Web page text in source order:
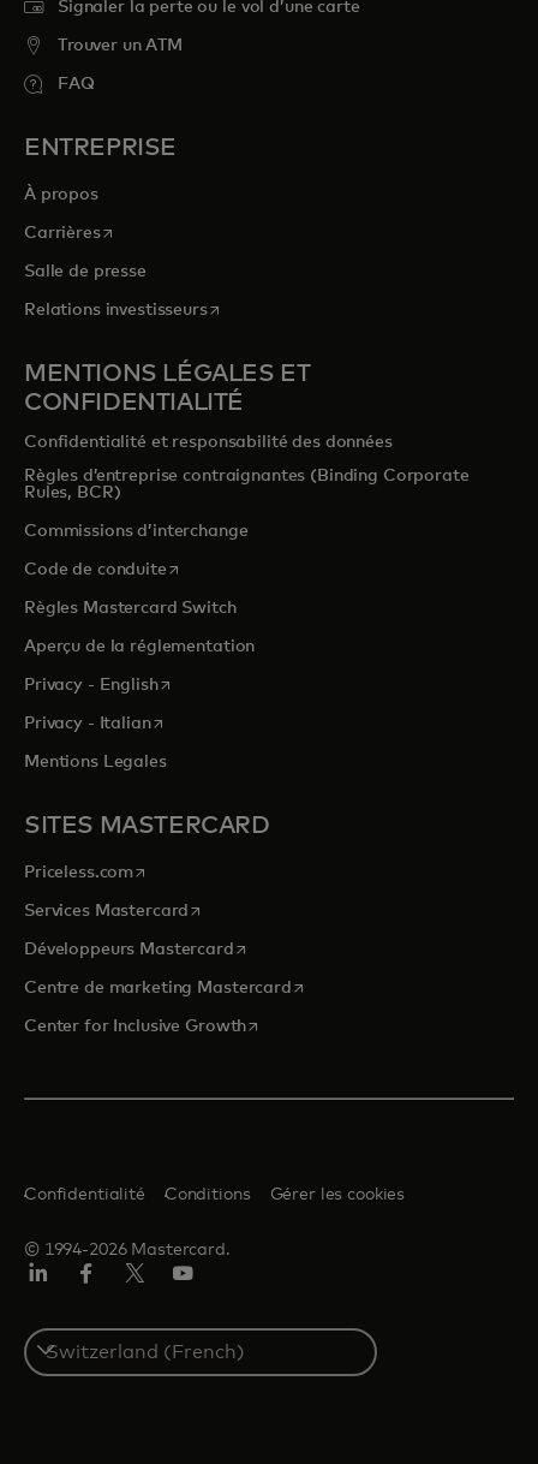
Signaler la perte ou le vol d’une carte
Trouver un ATM
FAQ
ENTREPRISE
À propos
Carrièress’ouvre dans un nouvel onglet
Salle de presse
Relations investisseurss’ouvre dans un nouvel onglet
MENTIONS LÉGALES ET
CONFIDENTIALITÉ
Confidentialité et responsabilité des données
Règles d’entreprise contraignantes (Binding Corporate
Rules, BCR)
Commissions d’interchange
Code de conduites’ouvre dans un nouvel onglet
Règles Mastercard Switch
Aperçu de la réglementation
Privacy - Englishs’ouvre dans un nouvel onglet
Privacy - Italians’ouvre dans un nouvel onglet
Mentions Legales
SITES MASTERCARD
Priceless.com s’ouvre dans un nouvel onglet
Services Mastercard s’ouvre dans un nouvel onglet
Développeurs Mastercards’ouvre dans un nouvel onglet
Centre de marketing Mastercards’ouvre dans un nouvel onglet
Center for Inclusive Growths’ouvre dans un nouvel onglet
© 1994-2026 Mastercard.
Confidentialité Conditions Gérer les cookies
Select
a
country